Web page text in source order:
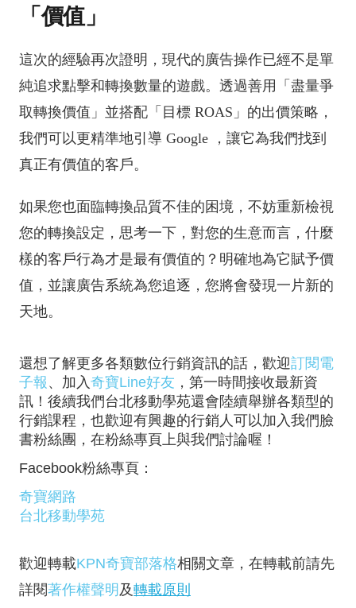
「價值」
這次的經驗再次證明，現代的廣告操作已經不是單
純追求點擊和轉換數量的遊戲。透過善用「盡量爭
取轉換價值」並搭配「目標 ROAS」的出價策略，
我們可以更精準地引導 Google ，讓它為我們找到
真正有價值的客戶。
如果您也面臨轉換品質不佳的困境，不妨重新檢視
您的轉換設定，思考一下，對您的生意而言，什麼
樣的客戶行為才是最有價值的？明確地為它賦予價
值，並讓廣告系統為您追逐，您將會發現一片新的
天地。
還想了解更多各類數位行銷資訊的話，歡迎訂閱電
子報 、加入 奇寶Line好友 ，第一時間接收最新資
訊！後續我們台北移動學苑還會陸續舉辦各類型的
行銷課程，也歡迎有興趣的行銷人可以加入我們臉
書粉絲團，在粉絲專頁上與我們討論喔！
Facebook粉絲專頁：
奇寶網路
台北移動學苑
歡迎轉載KPN奇寶部落格相關文章，在轉載前請先
詳閱著作權聲明 及轉載原則